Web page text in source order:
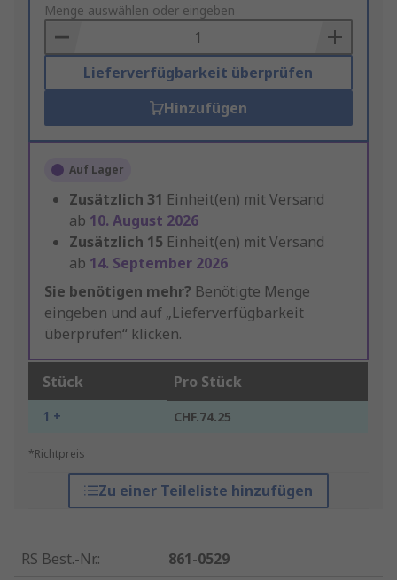
to
Basket
Menge auswählen oder eingeben
Lieferverfügbarkeit überprüfen
Hinzufügen
Auf Lager
Zusätzlich 31 Einheit(en) mit Versand
ab 10. August 2026
Zusätzlich 15 Einheit(en) mit Versand
ab 14. September 2026
Sie benötigen mehr? Benötigte Menge
eingeben und auf „Lieferverfügbarkeit
überprüfen“ klicken.
Stück Pro Stück
1 + CHF.74.25
*Richtpreis
Zu einer Teileliste hinzufügen
RS Best.-Nr.:
861-0529